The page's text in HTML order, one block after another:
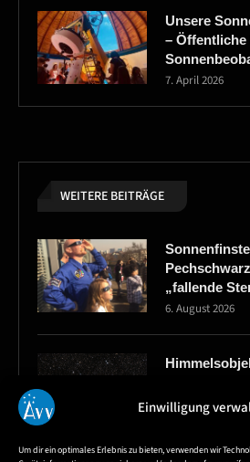
Einwilligung
Um dir ein optimales Erlebnis zu bieten, verwenden wir
Unsere
–
7. April 2026
WEITERE BEITRÄGE
„fallende
6. August 2026
6. August 2026